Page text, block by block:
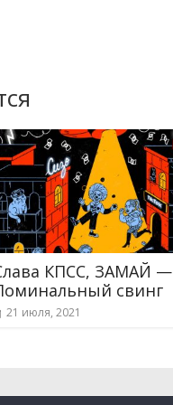
КПСС, ЗАМАЙ —
свинг
21 июля, 2021